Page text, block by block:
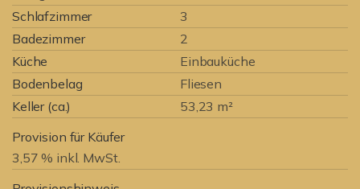
Schlafzimmer
3
Badezimmer
2
Küche
Einbauküche
Bodenbelag
Fliesen
Keller (ca.)
53,23 m²
Provision für Käufer
3,57 % inkl. MwSt.